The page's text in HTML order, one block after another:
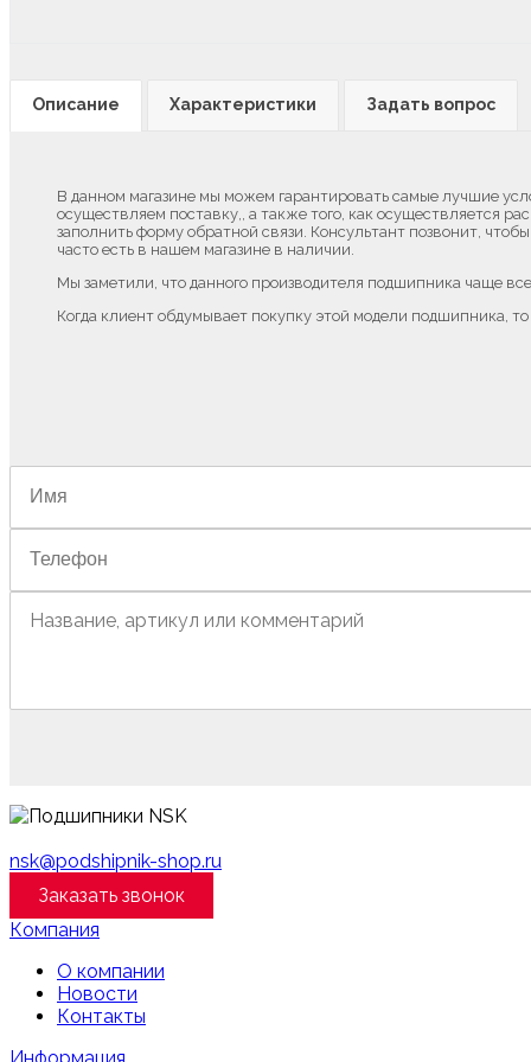
Описание Характеристики Задать вопрос
В данном магазине мы можем гарантировать самые лучшие
осуществляем поставку,, а также того, как осуществляется
заполнить форму обратной связи. Консультант позвонит,
часто есть в нашем магазине в наличии.
Мы заметили, что данного производителя подшипника чаще
Когда клиент обдумывает покупку этой модели подшипника,
nsk@podshipnik-shop.ru
Заказать звонок
Компания
О компании
Новости
Контакты